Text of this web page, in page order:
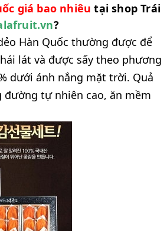
giá bao nhiêu tại shop Trái
?
Hàn Quốc thường được để
lát và được sấy theo phương
dưới ánh nắng mặt trời. Quả
tự nhiên cao, ăn mềm